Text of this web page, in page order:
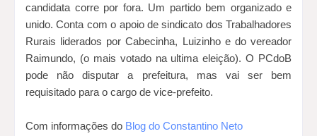
candidata corre por fora. Um partido bem organizado e
unido. Conta com o apoio de sindicato dos Trabalhadores
Rurais liderados por Cabecinha, Luizinho e do vereador
Raimundo, (o mais votado na ultima eleição). O PCdoB
pode não disputar a prefeitura, mas vai ser bem
requisitado para o cargo de vice-prefeito.
Com informações do Blog do Constantino Neto